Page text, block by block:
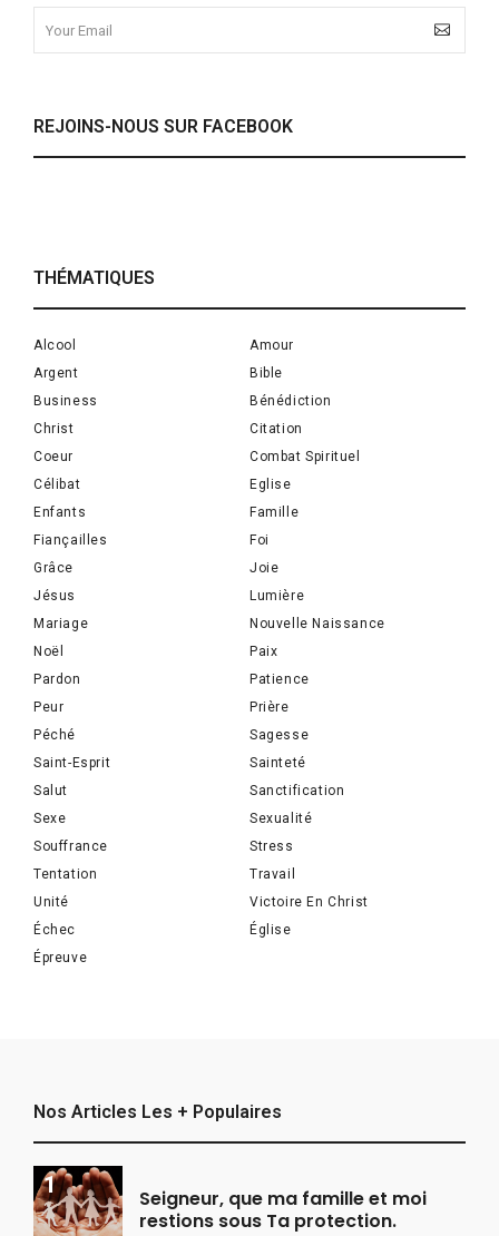
REJOINS-NOUS SUR FACEBOOK
THÉMATIQUES
Alcool
Amour
Argent
Bible
Business
Bénédiction
Christ
Citation
Coeur
Combat Spirituel
Célibat
Eglise
Enfants
Famille
Fiançailles
Foi
Grâce
Joie
Jésus
Lumière
Mariage
Nouvelle Naissance
Noël
Paix
Pardon
Patience
Peur
Prière
Péché
Sagesse
Saint-Esprit
Sainteté
Salut
Sanctification
Sexe
Sexualité
Souffrance
Stress
Tentation
Travail
Unité
Victoire En Christ
Échec
Église
Épreuve
Nos Articles Les + Populaires
Seigneur, que ma famille et moi
restions sous Ta protection.